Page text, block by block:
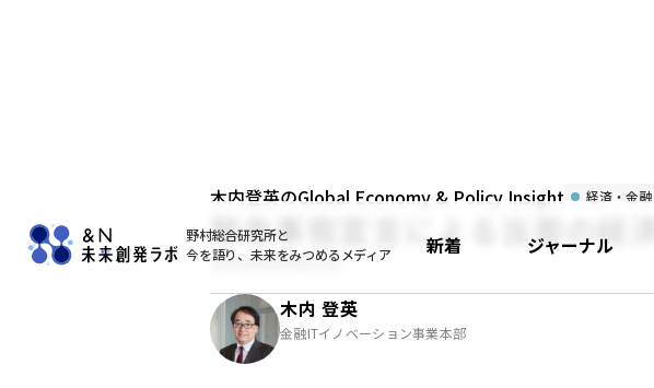
野村総合研究所と
今を語り、未来をみつめるメディア
新着 ジャーナル
木内登英のGlobal Economy & Policy Insight 経済・金融
緊急事態宣言による当面の経
2020年04月07日
木内 登英
金融ITイノベーション事業本部